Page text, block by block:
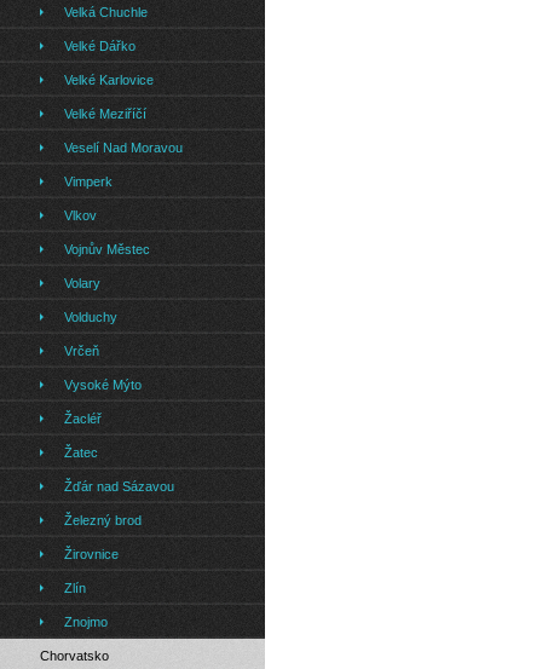
Velká Chuchle
Velké Dářko
Velké Karlovice
Velké Meziříčí
Veselí Nad Moravou
Vimperk
Vlkov
Vojnův Městec
Volary
Volduchy
Vrčeň
Vysoké Mýto
Žacléř
Žatec
Žďár nad Sázavou
Železný brod
Žirovnice
Zlín
Znojmo
Chorvatsko